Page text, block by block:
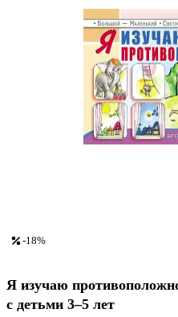
-18%
Я изучаю
с детьми 3–5 лет